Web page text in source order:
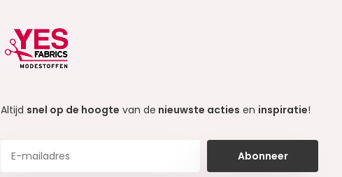
Altijd snel op de hoogte van de nieuwste acties en inspiratie!
Abonneer